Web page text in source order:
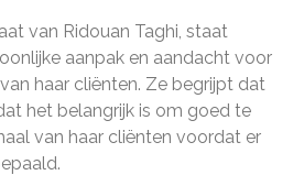
van Ridouan Taghi, staat
aanpak en aandacht voor
haar cliënten. Ze begrijpt dat
het belangrijk is om goed te
van haar cliënten voordat er